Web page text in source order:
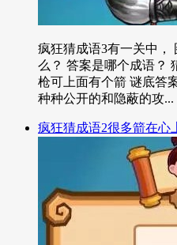
疯狂猜成语3有一关中，
么？ 答案是哪个成语？
枪可上面有个箭 谜底答
种种公开的和隐蔽的攻...
疯狂猜成语2很多箭在心